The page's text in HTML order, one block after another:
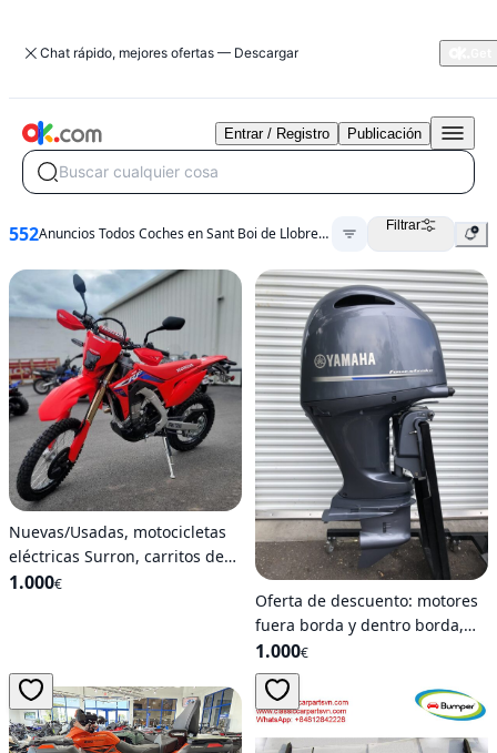
Chat rápido, mejores ofertas — Descargar
Buscar cualquier cosa
Entrar / Registro Publicación
552 Anuncios Todos Coches en Sant Boi de Llobregat Filtrar
Nuevas/Usadas, motocicletas
eléctricas Surron, carritos de
carreras (Go-Kart), Piaggio,
1.000€
Oferta de descuento: motores
fuera borda y dentro borda,
remolques, Minn Kota
1.000€